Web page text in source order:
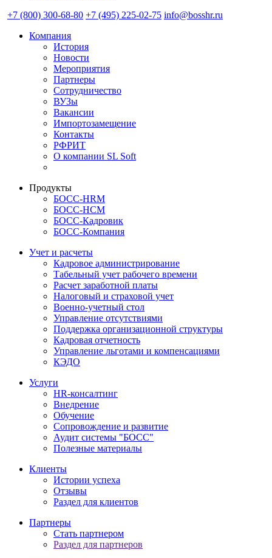
+7 (800) 300-68-80 +7 (495) 225-02-75 info@bosshr.ru
Компания
История
Новости
Мероприятия
Партнеры
Сотрудничество
ВУЗы
Вакансии
Импортозамещение
Контакты
РФРИТ
О компании SL Soft
Продукты
БОСС-HRM
БОСС-HCM
БОСС-Кадровик
БОСС-Компания
Учет и расчеты
Кадровое администрирование
Табельный учет рабочего времени
Расчет заработной платы
Налоговый и страховой учет
Военно-учетный стол
Управление отсутствиями
Поддержка организационной структуры
Кадровая отчетность
Управление льготами и компенсациями
КЭДО
Услуги
HR-консалтинг
Внедрение
Обучение
Сопровождение и развитие
Аудит системы "БОСС"
Полезные материалы
Клиенты
Истории успеха
Отзывы
Раздел для клиентов
Партнеры
Стать партнером
Раздел для партнеров